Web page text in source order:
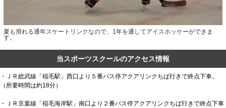
夏も滑れる通年スケートリンクなので、1年を通してアイスホッケーができま
す。
当スポーツスクールのアクセス情報
・ＪＲ総武線「稲毛駅」西口より５番バス停アクアリンクちば行きで終点下車。
（所要時間は約18分）
・ＪＲ京葉線「稲毛海岸駅」南口より２番バス停アクアリンクちば行きで終点下車